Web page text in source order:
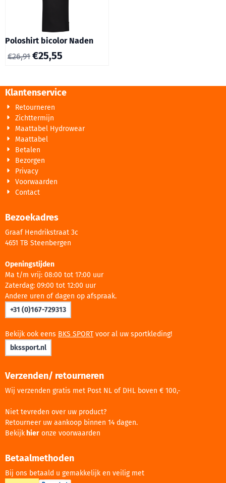
Poloshirt bicolor Naden
€26,91 €25,55
Klantenservice
Retourneren
Zichttermijn
Maattabel Hydrowear
Maattabel
Betalen
Bezorgen
Privacy
Voorwaarden
Contact
Bezoekadres
Graaf Hendrikstraat 3c
4651 TB Steenbergen
Openingstijden
Ma t/m vrij: 08:00 tot 17:00 uur
Zaterdag: 09:00 tot 12:00 uur
Andere uren of dagen op afspraak.
+31 (0)167-729313
Bekijk ook eens BKS SPORT voor al uw sportkleding!
bkssport.nl
Verzenden/ retourneren
Wij verzenden gratis met Post NL of DHL boven € 100,-
Niet tevreden over uw product?
Retourneer uw aankoop binnen 14 dagen.
Bekijk hier onze voorwaarden
Betaalmethoden
Bij ons betaald u gemakkelijk en veilig met